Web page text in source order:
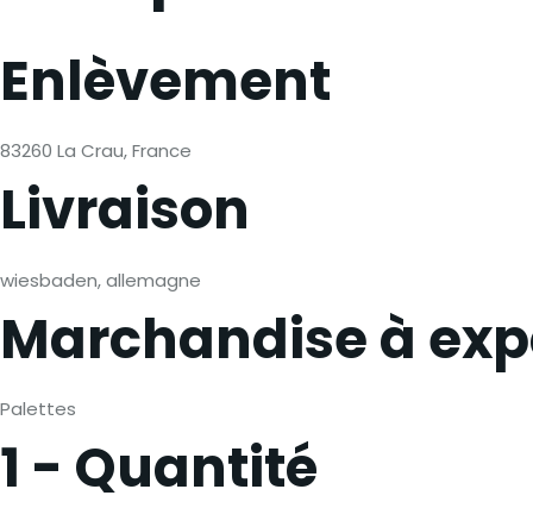
Enlèvement
83260 La Crau, France
Livraison
wiesbaden, allemagne
Marchandise à
Palettes
1 - Quantité